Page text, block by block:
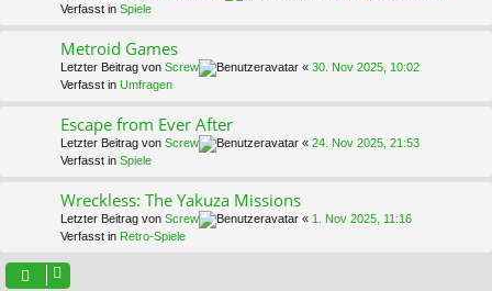
Verfasst in Spiele
Metroid Games
Letzter Beitrag von Screw « 30. Nov 2025, 10:02
Verfasst in Umfragen
Escape from Ever After
Letzter Beitrag von Screw « 24. Nov 2025, 21:53
Verfasst in Spiele
Wreckless: The Yakuza Missions
Letzter Beitrag von Screw « 1. Nov 2025, 11:16
Verfasst in Retro-Spiele